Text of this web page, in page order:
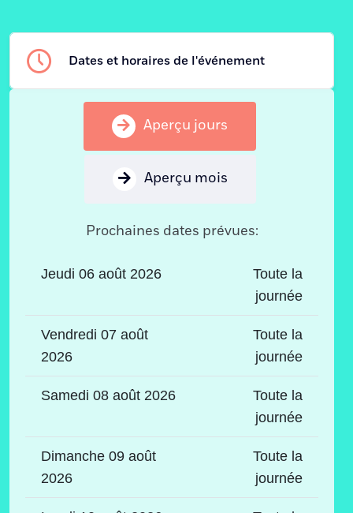
Dates et horaires de l'événement
Aperçu jours
Aperçu mois
Prochaines dates prévues:
Jeudi 06 août 2026
Toute la
journée
Vendredi 07 août
2026
Toute la
journée
Samedi 08 août 2026
Toute la
journée
Dimanche 09 août
2026
Toute la
journée